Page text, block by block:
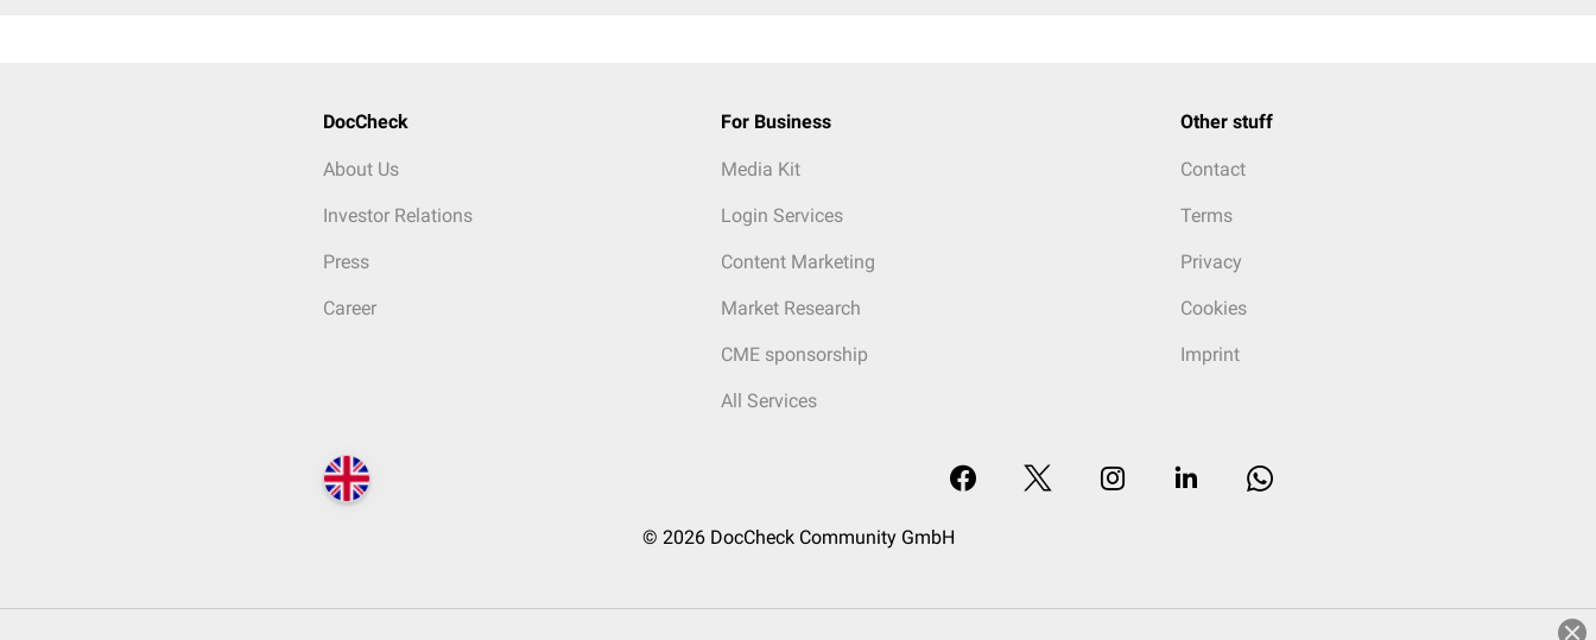
DocCheck
About Us
Investor Relations
Press
Career
For Business
Media Kit
Login Services
Content Marketing
Market Research
CME sponsorship
All Services
Other stuff
Contact
Terms
Privacy
Cookies
Imprint
© 2026 DocCheck Community GmbH